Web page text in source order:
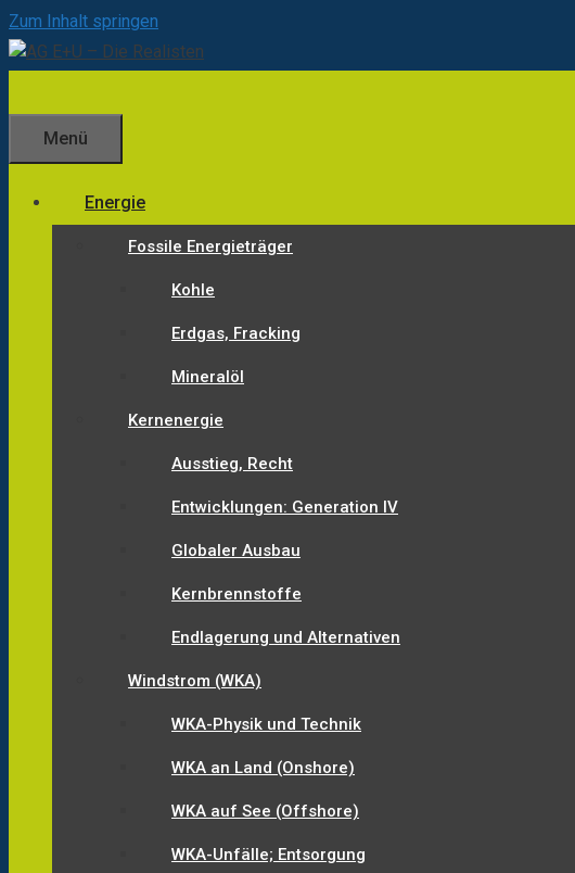
Zum Inhalt springen
Menü
Energie
Fossile Energieträger
Kohle
Erdgas, Fracking
Mineralöl
Kernenergie
Ausstieg, Recht
Entwicklungen: Generation IV
Globaler Ausbau
Kernbrennstoffe
Endlagerung und Alternativen
Windstrom (WKA)
WKA-Physik und Technik
WKA an Land (Onshore)
WKA auf See (Offshore)
WKA-Unfälle; Entsorgung